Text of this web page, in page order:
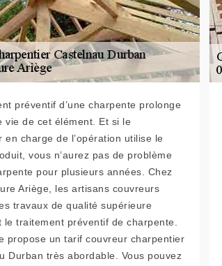
préventif d’une charpente prolonge
vie de cet élément. Et si le
en charge de l’opération utilise le
vous n’aurez pas de problème
pour plusieurs années. Chez
Ariège, les artisans couvreurs
travaux de qualité supérieure
le traitement préventif de charpente.
propose un tarif couvreur charpentier
Durban très abordable. Vous pouvez